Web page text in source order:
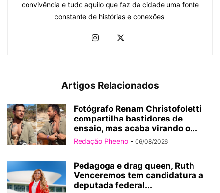
convivência e tudo aquilo que faz da cidade uma fonte
constante de histórias e conexões.
Artigos Relacionados
Fotógrafo Renam Christofoletti
compartilha bastidores de
ensaio, mas acaba virando o...
Redação Pheeno - 06/08/2026
Pedagoga e drag queen, Ruth
Venceremos tem candidatura a
deputada federal...